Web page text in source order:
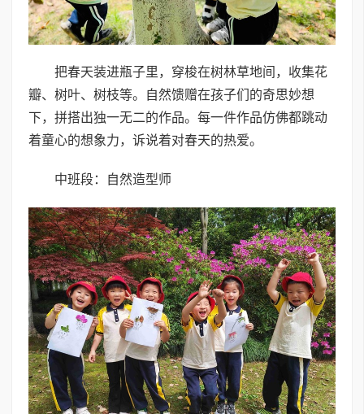
把春天装进瓶子里，穿梭在树林草地间，收集花
瓣、树叶、树枝等。自然馈赠在孩子们的奇思妙想
下，拼搭出独一无二的作品。每一件作品仿佛都跳动
着童心的想象力，诉说着对春天的热爱。
中班段：自然造型师